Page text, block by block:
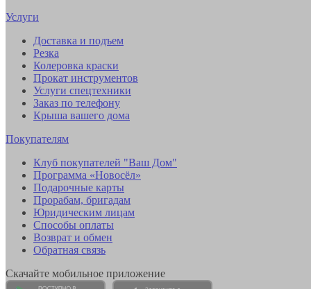
Услуги
Доставка и подъем
Резка
Колеровка краски
Прокат инструментов
Услуги спецтехники
Заказ по телефону
Крыша вашего дома
Покупателям
Клуб покупателей "Ваш Дом"
Программа «Новосёл»
Подарочные карты
Прорабам, бригадам
Юридическим лицам
Способы оплаты
Возврат и обмен
Обратная связь
Скачайте мобильное приложение